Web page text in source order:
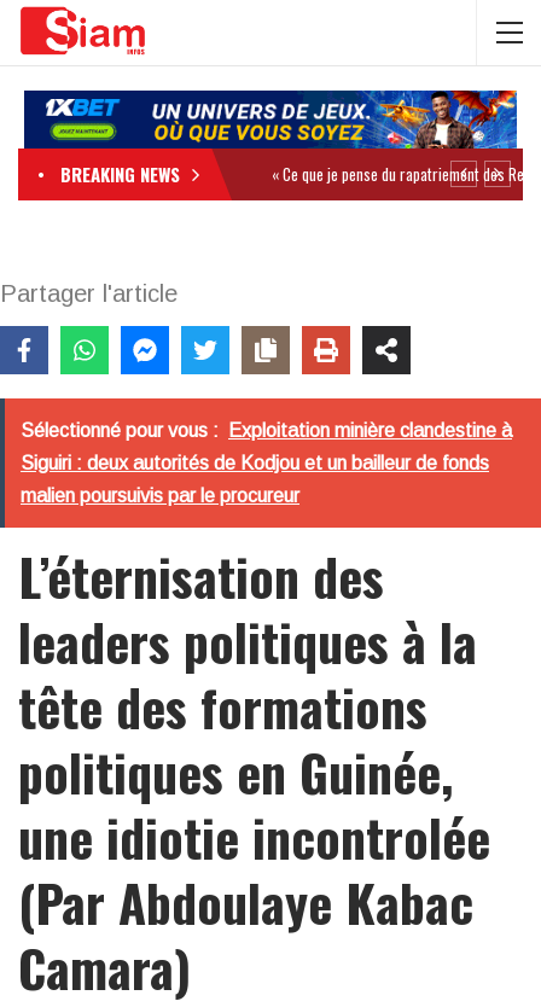
BREAKING NEWS
Partager l'article
Sélectionné pour vous :
Exploitation minière clandestine à
Siguiri : deux autorités de Kodjou et un bailleur de fonds
malien poursuivis par le procureur
L’éternisation des
leaders politiques à la
tête des formations
politiques en Guinée,
une idiotie incontrolée
(Par Abdoulaye Kabac
Camara)